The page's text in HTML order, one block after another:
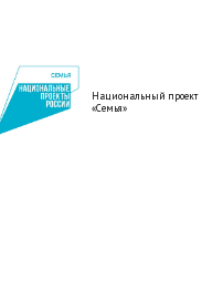
Национальный проект
«Семья»